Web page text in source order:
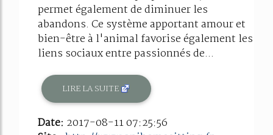
permet également de diminuer les
abandons. Ce système apportant amour et
bien-être à l'animal favorise également les
liens sociaux entre passionnés de...
LIRE LA SUITE
Date: 2017-08-11 07:25:56